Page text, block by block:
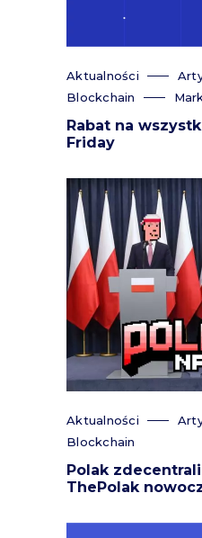
Aktualności
Blockchain
Rabat na
Friday
Aktualności
Blockchain
Polak
ThePolak